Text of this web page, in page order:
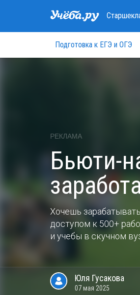
Подготовка к ЕГЭ и ОГЭ
РЕКЛАМА
Бьюти-
Хочешь
доступом к 500+
и учебы в скучном
Юля Гусакова
07 мая 2025